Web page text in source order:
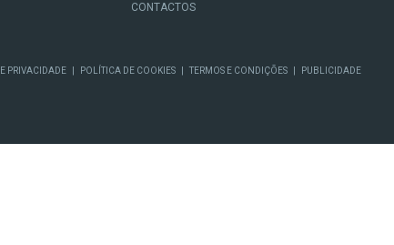
CONTACTOS
PRIVACIDADE POLÍTICA DE COOKIES TERMOS E CONDIÇÕES PUBLICIDADE